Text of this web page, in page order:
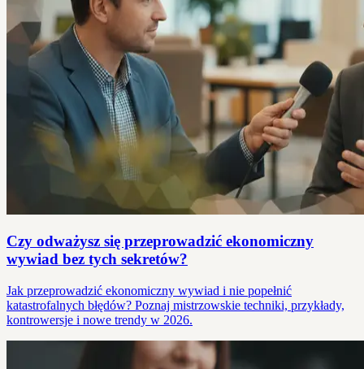
Czy odważysz się przeprowadzić ekonomiczny
wywiad bez tych sekretów?
Jak przeprowadzić ekonomiczny wywiad i nie popełnić
katastrofalnych błędów? Poznaj mistrzowskie techniki, przykłady,
kontrowersje i nowe trendy w 2026.